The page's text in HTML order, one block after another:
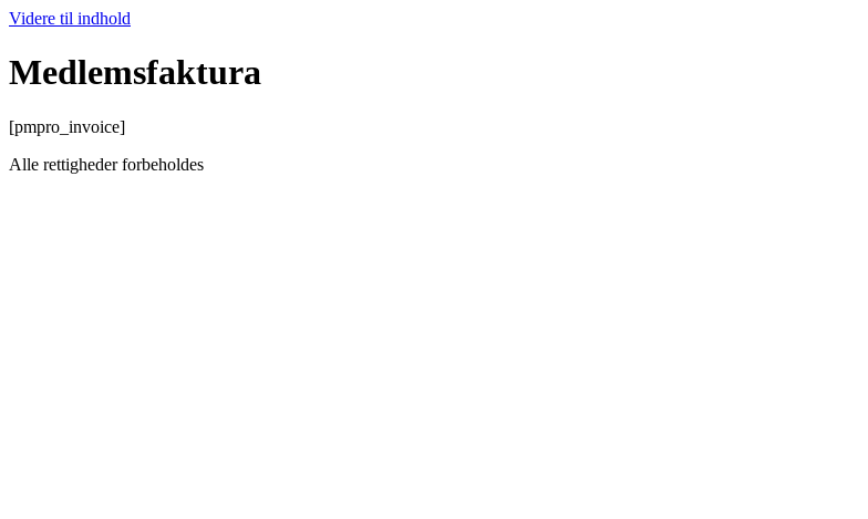
Videre til indhold
Medlemsfaktura
[pmpro_invoice]
Alle rettigheder forbeholdes